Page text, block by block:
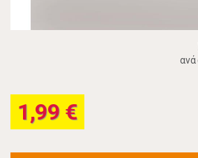
ανά
1,99 €